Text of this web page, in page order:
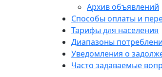
Архив объявлений
Способы оплаты и
Тарифы для населения
Диапазоны
Уведомления о
Часто задаваемые